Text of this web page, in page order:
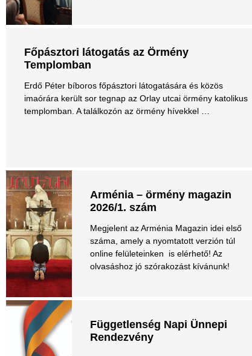
Főpásztori látogatás az Örmény
Templomban
Erdő Péter bíboros főpásztori látogatására és közös
imaórára került sor tegnap az Orlay utcai örmény katolikus
templomban. A találkozón az örmény hívekkel …
Arménia – örmény magazin
2026/1. szám
Megjelent az Arménia Magazin idei első
száma, amely a nyomtatott verzión túl
online felületeinken is elérhető! Az
olvasáshoz jó szórakozást kívánunk!
Függetlenség Napi Ünnepi
Rendezvény